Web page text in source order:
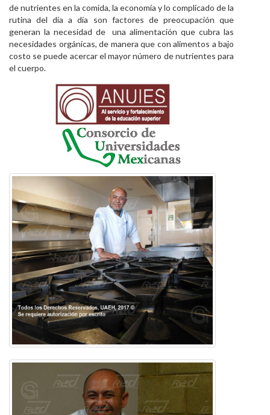
de nutrientes en la comida, la economía y lo complicado de la
rutina del día a día son factores de preocupación que
generan la necesidad deuna alimentación que cubra las
necesidades orgánicas, de manera que con alimentos a bajo
costo se puede acercar el mayor número de nutrientes para
el cuerpo.